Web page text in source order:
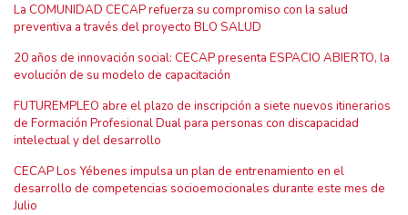
La COMUNIDAD CECAP refuerza su compromiso con la salud
preventiva a través del proyecto BLO SALUD
20 años de innovación social: CECAP presenta ESPACIO ABIERTO, la
evolución de su modelo de capacitación
FUTUREMPLEO abre el plazo de inscripción a siete nuevos itinerarios
de Formación Profesional Dual para personas con discapacidad
intelectual y del desarrollo
CECAP Los Yébenes impulsa un plan de entrenamiento en el
desarrollo de competencias socioemocionales durante este mes de
Julio